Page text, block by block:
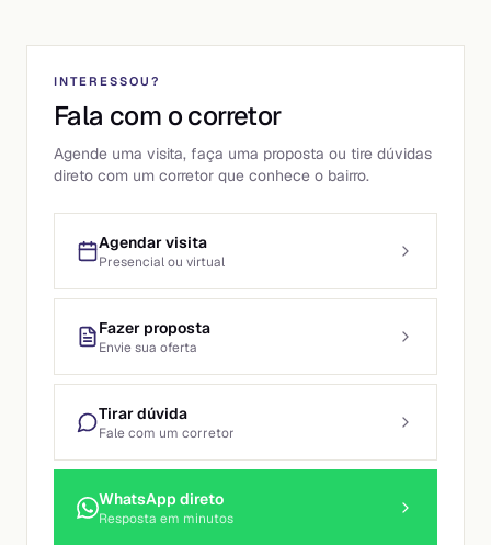
INTERESSOU?
Fala com o corretor
Agende uma visita, faça uma proposta ou tire dúvidas
direto com um corretor que conhece o bairro.
Agendar visita
Presencial ou virtual
Fazer proposta
Envie sua oferta
Tirar dúvida
Fale com um corretor
WhatsApp direto
Resposta em minutos